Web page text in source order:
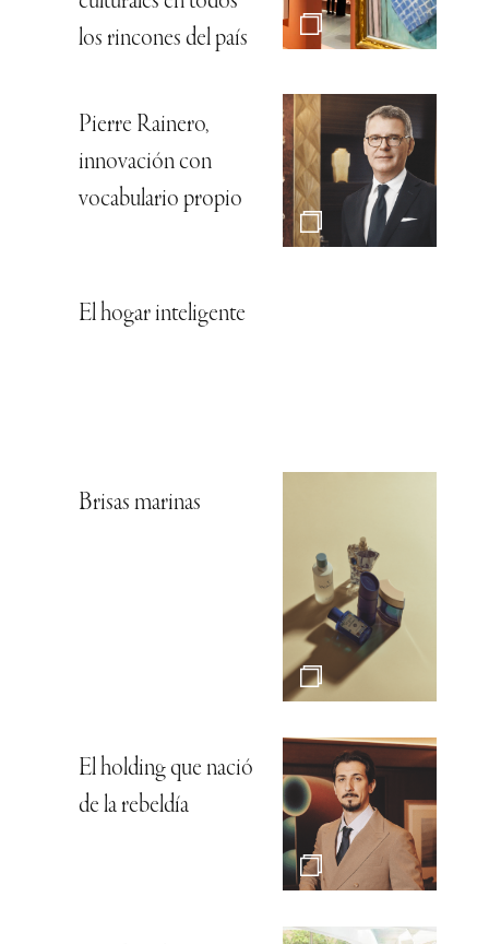
los rincones del país
Pierre Rainero,
innovación con
vocabulario propio
El hogar inteligente
Brisas marinas
El holding que nació
de la rebeldía